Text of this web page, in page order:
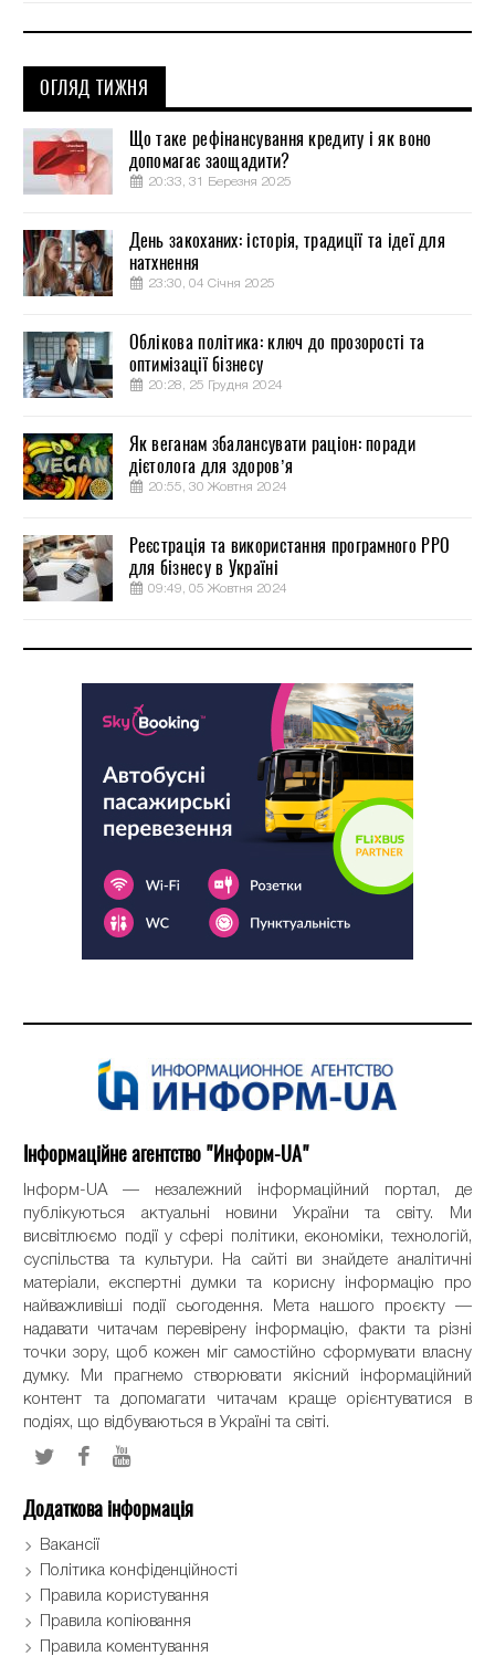
ОГЛЯД ТИЖНЯ
Що таке рефінансування кредиту і як воно
допомагає заощадити?
20:33, 31 Березня 2025
День закоханих: історія, традиції та ідеї для
натхнення
23:30, 04 Січня 2025
Облікова політика: ключ до прозорості та
оптимізації бізнесу
20:28, 25 Грудня 2024
Як веганам збалансувати раціон: поради
дієтолога для здоров’я
20:55, 30 Жовтня 2024
Реєстрація та використання програмного РРО
для бізнесу в Україні
09:49, 05 Жовтня 2024
Інформаційне агентство "Информ-UA"
Інформ-UA — незалежний інформаційний портал, де
публікуються актуальні новини України та світу. Ми
висвітлюємо події у сфері політики, економіки, технологій,
суспільства та культури. На сайті ви знайдете аналітичні
матеріали, експертні думки та корисну інформацію про
найважливіші події сьогодення. Мета нашого проєкту —
надавати читачам перевірену інформацію, факти та різні
точки зору, щоб кожен міг самостійно сформувати власну
думку. Ми прагнемо створювати якісний інформаційний
контент та допомагати читачам краще орієнтуватися в
подіях, що відбуваються в Україні та світі.
Додаткова інформація
Вакансії
Політика конфіденційності
Правила користування
Правила копіювання
Правила коментування